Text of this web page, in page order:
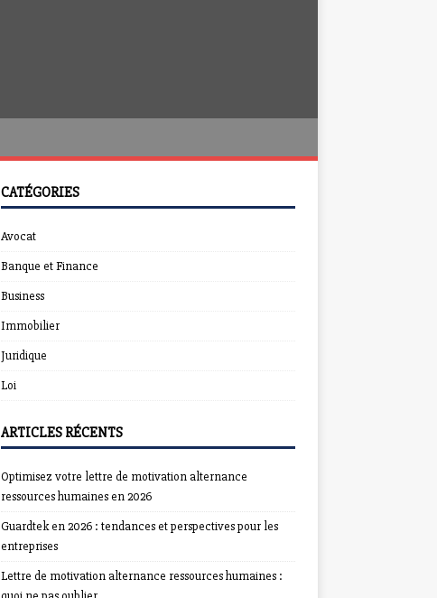
CATÉGORIES
Avocat
Banque et Finance
Business
Immobilier
Juridique
Loi
ARTICLES RÉCENTS
Optimisez votre lettre de motivation alternance
ressources humaines en 2026
Guardtek en 2026 : tendances et perspectives pour les
entreprises
Lettre de motivation alternance ressources humaines :